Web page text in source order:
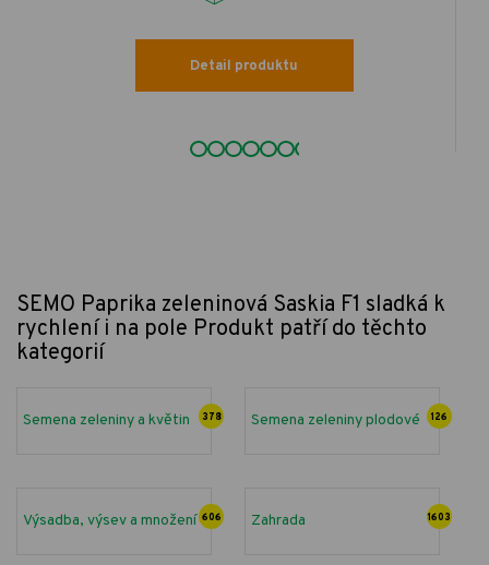
Detail produktu
SEMO Paprika zeleninová Saskia F1 sladká k
rychlení i na pole Produkt patří do těchto
kategorií
Semena zeleniny a květin 378 Semena zeleniny plodové 126
Výsadba, výsev a množení 606 Zahrada 1603